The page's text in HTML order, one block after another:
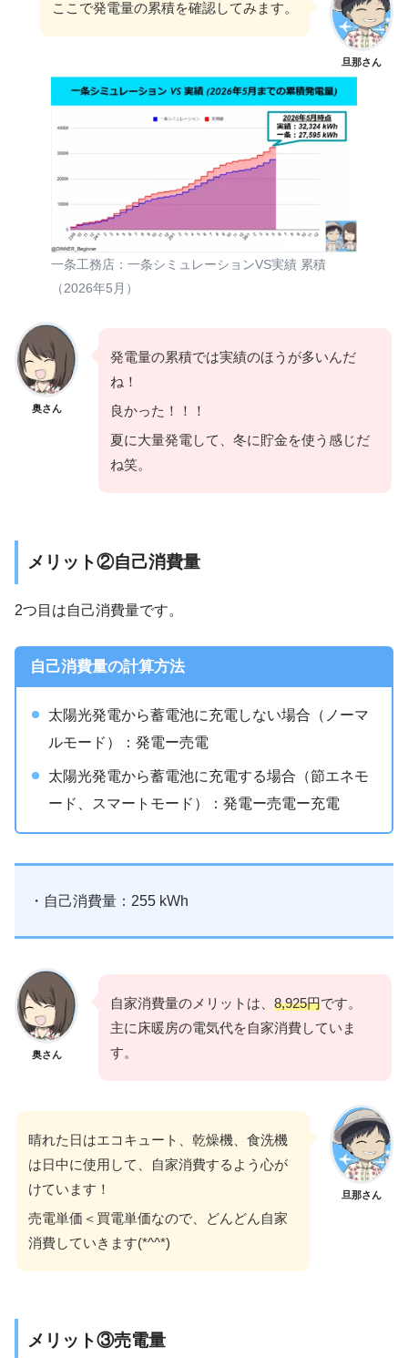
旦那さん
ここで発電量の累積を確認してみます。
一条工務店：一条シミュレーションVS実績 累積
（2026年5月）
奥さん
発電量の累積では実績のほうが多いんだ
ね！
良かった！！！
夏に大量発電して、冬に貯金を使う感じだ
ね笑。
メリット②自己消費量
2つ目は自己消費量です。
自己消費量の計算方法
太陽光発電から蓄電池に充電しない場合（ノーマ
ルモード）：発電ー売電
太陽光発電から蓄電池に充電する場合（節エネモ
ード、スマートモード）：発電ー売電ー充電
・自己消費量：255 kWh
奥さん
自家消費量のメリットは、 8,925円です。
主に床暖房の電気代を自家消費していま
す。
旦那さん
晴れた日はエコキュート、乾燥機、食洗機
は日中に使用して、自家消費するよう心が
けています！
売電単価＜買電単価なので、どんどん自家
消費していきます(*^^*)
メリット③売電量